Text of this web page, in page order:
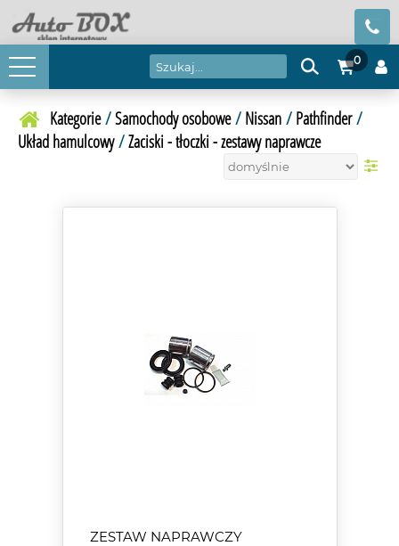
0
Kategorie/Samochody osobowe/ Nissan/ Pathfinder/
Układ hamulcowy/Zaciski - tłoczki - zestawy naprawcze
ZESTAW NAPRAWCZY